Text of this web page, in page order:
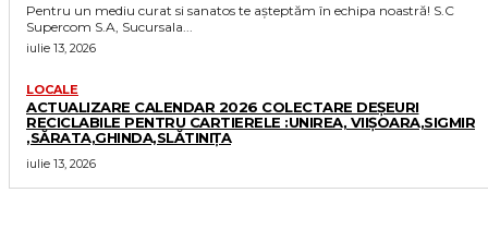
Pentru un mediu curat si sanatos te așteptăm în echipa noastră! S.C
Supercom S.A, Sucursala...
iulie 13, 2026
LOCALE
ACTUALIZARE CALENDAR 2026 COLECTARE DEȘEURI
RECICLABILE PENTRU CARTIERELE :UNIREA, VIIȘOARA,SIGMIR
,SĂRATA,GHINDA,SLĂTINIȚA
iulie 13, 2026